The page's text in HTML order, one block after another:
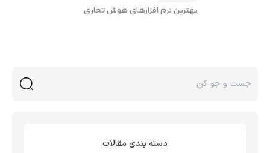
دسته بندی مقالات
بهترین نرم افزارهای هوش تجاری